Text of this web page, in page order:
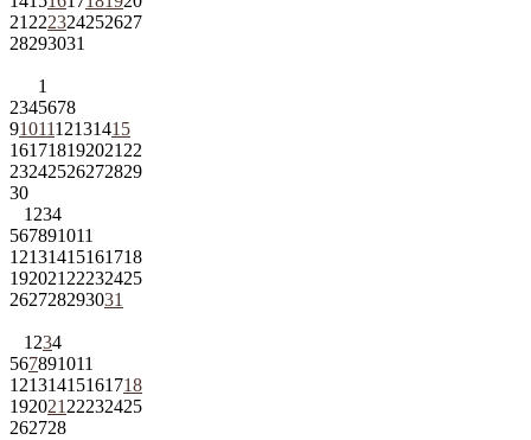
21 222324252627
28293031
1
2345678
9101112131415
161718192021 22
23242526272829
30
1 234
567891011
12131415161718
192021 22232425
262728293031
1 234
567891011
12131415161718
192021 22232425
262728